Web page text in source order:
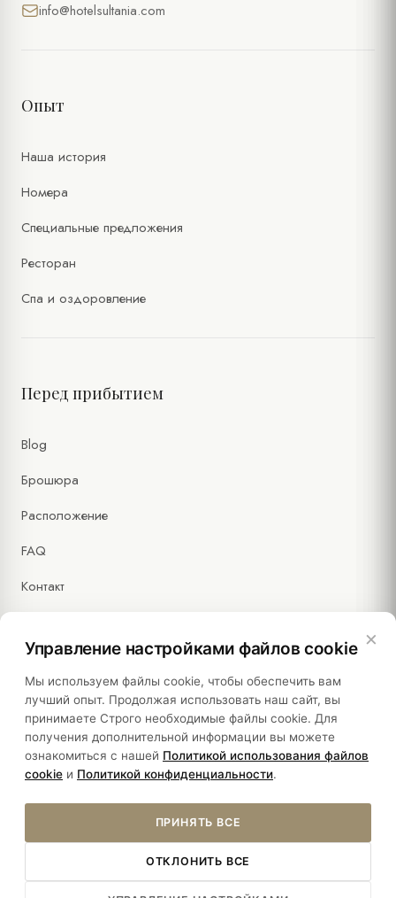
info@hotelsultania.com
Опыт
Наша история
Номера
Специальные предложения
Ресторан
Спа и оздоровление
Перед прибытием
Blog
Брошюра
Расположение
FAQ
Контакт
Правовая информация
Политики
Устойчивость
© 2026 HOTEL SULTANIA. ALL RIGHTS RESERVED.
×
Управление настройками файлов cookie
Мы используем файлы cookie, чтобы обеспечить вам
лучший опыт. Продолжая использовать наш сайт, вы
принимаете Строго необходимые файлы cookie. Для
получения дополнительной информации вы можете
ознакомиться с нашей Политикой использования файлов
cookie и Политикой конфиденциальности.
ПРИНЯТЬ ВСЕ
ОТКЛОНИТЬ ВСЕ